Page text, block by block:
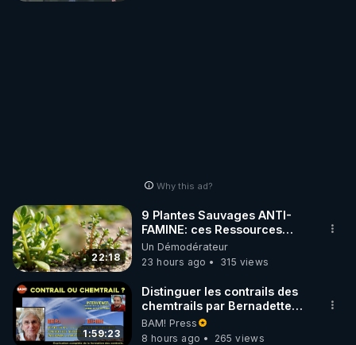
Why this ad?
22:18
9 Plantes Sauvages ANTI-
FAMINE: ces Ressources
JARDIN&des Haies
Un Démodérateur
23 hours ago
315 views
1:59:23
Distinguer les contrails des
chemtrails par Bernadette
Bihin
BAM! Press
8 hours ago
265 views